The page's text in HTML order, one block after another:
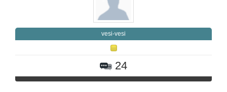
vesi-vesi
24